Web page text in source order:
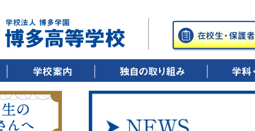
▶ ごあいさつ
▶ 教育方針
▶ 沿革
▶ キャンパスツアー
▶ 施設紹介
▶ 制服紹介
▶ デジタルパンフレット
▶ 校歌ダウンロード ▶ 3年間の笑顔のために
▶ 3年後の笑顔のために
▶ 30歳時の笑顔のために ▶ 興志館コ
・特進シ
・特進ド
・進学
・進路実
▶ キャリア
・総合進
・ITビジ
・調理・
・公務員
・進路実
▶ 看護科・
・5年一
・進路実